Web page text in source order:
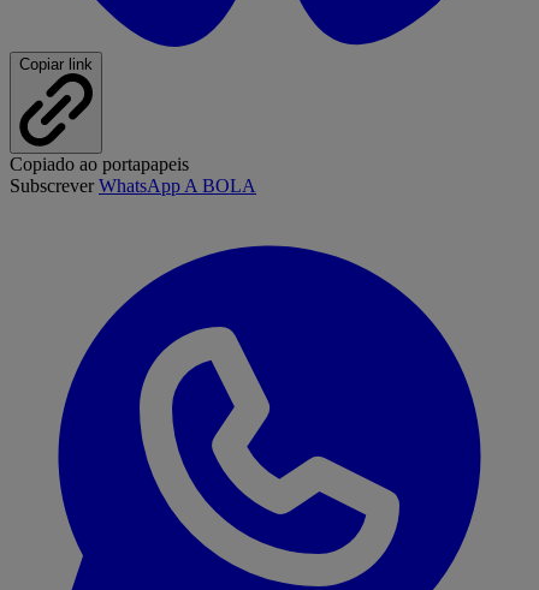
Copiar link
Copiado ao portapapeis
SubscreverWhatsApp A BOLA